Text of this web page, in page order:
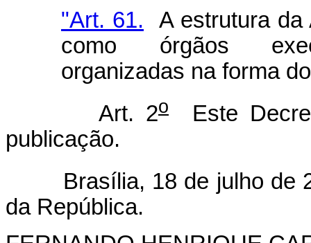
"Art. 61. A estrutura da
como órgãos
organizadas na forma
Art. 2o
Este
publicação.
Brasília, 18 de julho de
da República.